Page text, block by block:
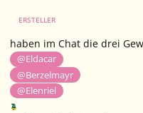
ERSTELLER
haben im Chat die drei
@Eldacar
@Berzelmayr
@Elenriel